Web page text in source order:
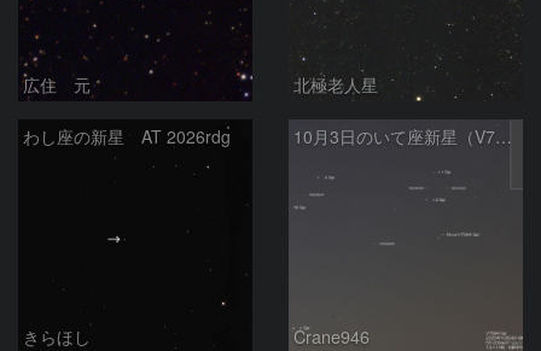
広住 元 北極老人星
わし座の新星 AT 2026rdg
きらほし
10月3日のいて座新星（V7994Sgr）
Crane946